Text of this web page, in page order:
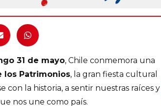
31 de mayo, Chile conmemora una
los Patrimonios, la gran fiesta cultural
con la historia, a sentir nuestras raíces y
nos une como país.